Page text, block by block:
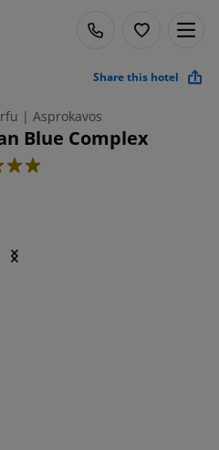
Share this hotel
| Asprokavos
Blue Complex